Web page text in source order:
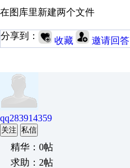
在图库里新建两个文件
分享到： 收藏 邀请回答
qq283914359
关注 私信
精华：0帖
求助：2帖